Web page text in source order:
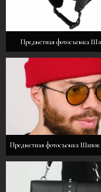
Предметная фотосъемка
Предметная фотосъемка